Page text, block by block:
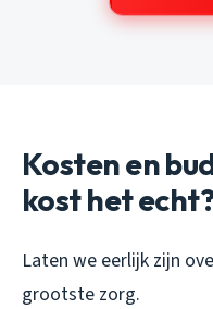
Kosten en
kost het
Laten we eerlijk zijn
grootste zorg.